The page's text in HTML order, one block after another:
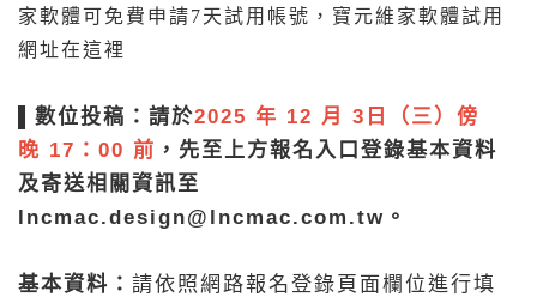
家軟體可免費申請7天試用帳號， 寶元維家軟體試用
網址在這裡
數位投稿：請於2025 年 12 月 3日（三）傍
晚 17：00 前 ， 先至上方報名入口登錄基本資料
及寄送相關資訊至
lncmac.design@lncmac.com.tw 。
基本資料： 請依照網路報名登錄頁面欄位進行填